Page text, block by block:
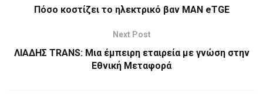
Πόσο κοστίζει το ηλεκτρικό βαν MAN eTGE
Next Post
ΛΙΑΔΗΣ TRANS: Μια έμπειρη εταιρεία με γνώση στην
Εθνική Μεταφορά